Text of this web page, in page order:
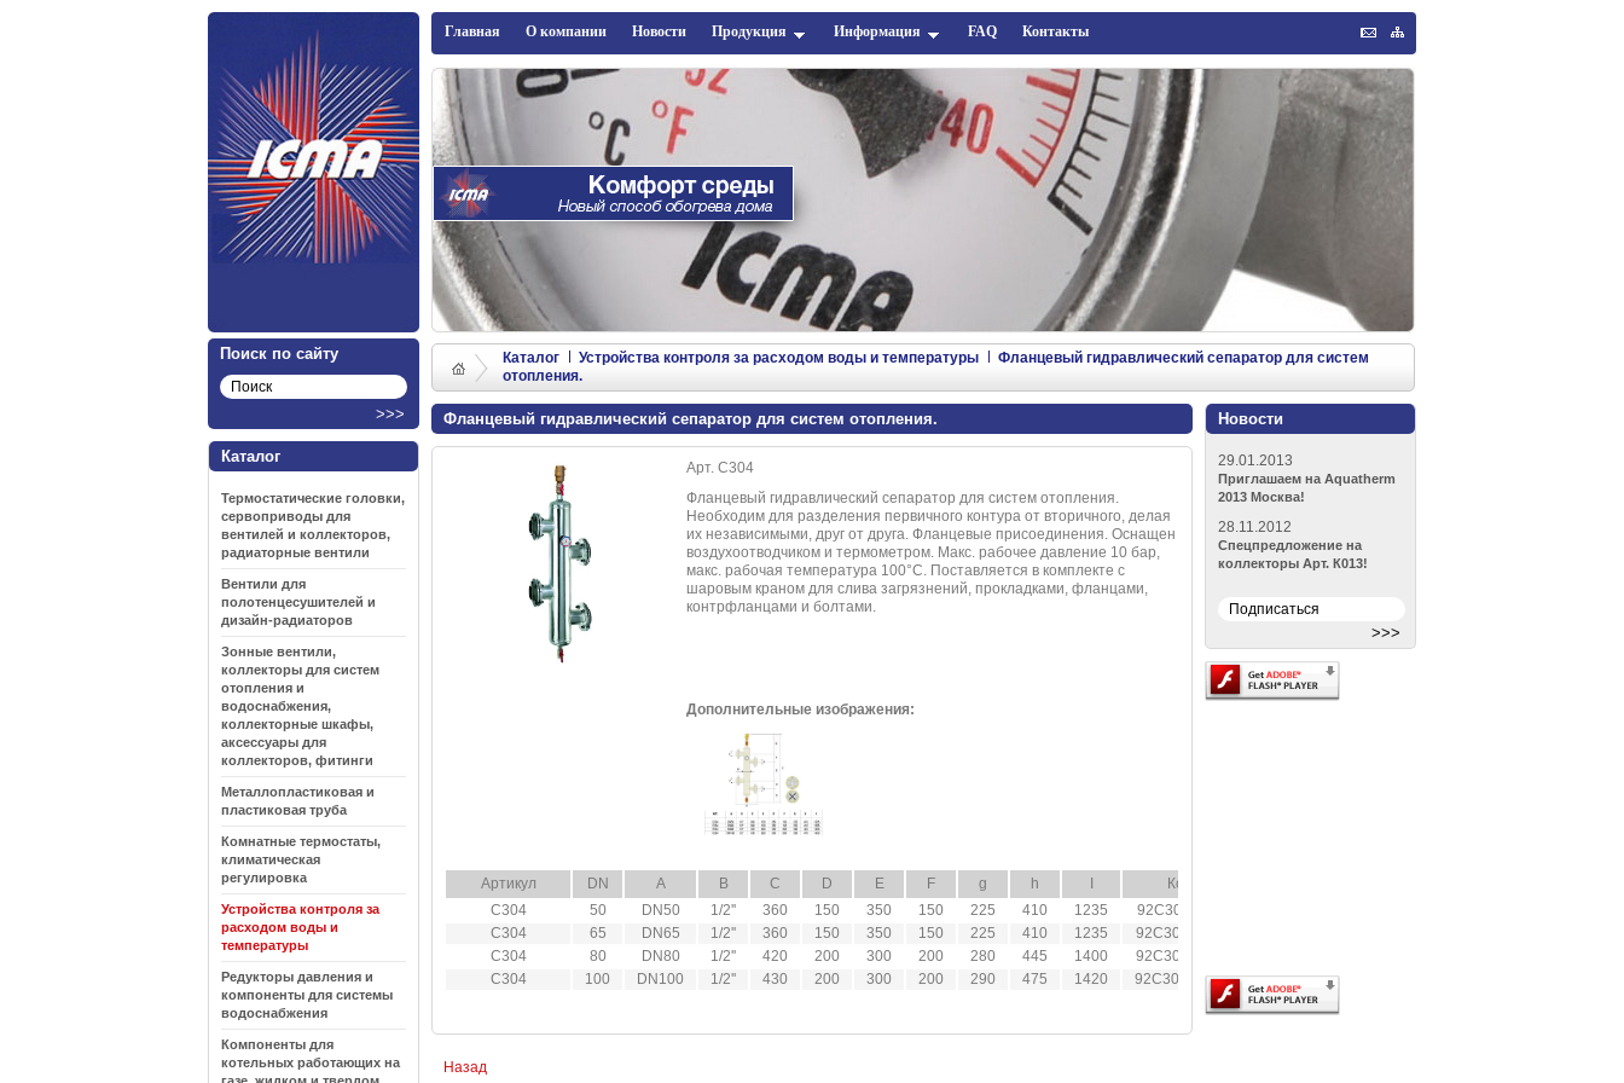
Каталог Устройства контроля за расходом воды и температуры
Фланцевый гидравлический сепаратор для систем
отопления.
Фланцевый гидравлический сепаратор для систем отопления.
Арт. C304
Фланцевый гидравлический сепаратор для систем отопления.
Необходим для разделения первичного контура от вторичного, делая
их независимыми, друг от друга. Фланцевые присоединения. Оснащен
воздухоотводчиком и термометром. Макс. рабочее давление 10 бар,
макс. рабочая температура 100°C. Поставляется в комплекте с
шаровым краном для слива загрязнений, прокладками, фланцами,
контрфланцами и болтами.
Дополнительные изображения:
Артикул
C304
C304
C304
C304
DN A B C D E F g h
Код
50
DN50 1/2'' 360 150 350 150 225 410 1235 92C304AJ06
65
DN65 1/2'' 360 150 350 150 225 410 1235 92C304AK06
80
DN80 1/2'' 420 200 300 200 280 445 1400 92C304AL06
100
DN100 1/2'' 430 200 300 200 290 475 1420 92C304AN06 1
Назад
Новости
29.01.2013
Приглашаем на Aquatherm
2013 Москва!
28.11.2012
Спецпредложение на
коллекторы Арт. К013!
Архив новостей >
Каталог
Термостатические головки,
сервоприводы для
вентилей и коллекторов,
радиаторные вентили
Вентили для
полотенцесушителей и
дизайн-радиаторов
Зонные вентили,
коллекторы для систем
отопления и
водоснабжения,
коллекторные шкафы,
аксессуары для
коллекторов, фитинги
Металлопластиковая и
пластиковая труба
Комнатные термостаты,
климатическая
регулировка
Устройства контроля за
расходом воды и
температуры
Редукторы давления и
компоненты для системы
водоснабжения
Компоненты для
котельных работающих на
ICMA
Обратная
связь
Карта
сайта
Главная О компании Новости Продукция Информация FAQ Контакты
Поиск по сайту